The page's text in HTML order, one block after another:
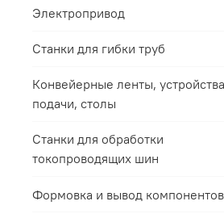
Электропривод
Станки для гибки труб
Конвейерные ленты, устройства
подачи, столы
Станки для обработки
токопроводящих шин
Формовка и вывод компонентов